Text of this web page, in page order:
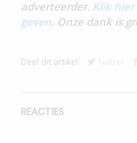
adverteerder. Klik
geven. Onze dank is
Deel dit artikel:
REACTIES